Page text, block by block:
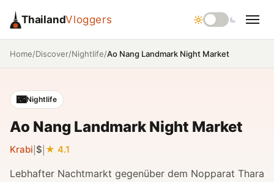
ThailandVloggers
Home/Discover/Nightlife/Ao Nang Landmark Night Market
🌃Nightlife
Ao Nang Landmark Night Market
Krabi $ 4.1
Lebhafter Nachtmarkt gegenüber dem Nopparat Thara